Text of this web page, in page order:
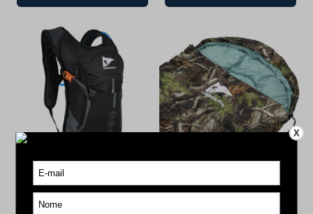
Mochila Hidratação LGND 15L
Preto
R$ 470,00
12x de R$ 39,62
R$ 220,00
X